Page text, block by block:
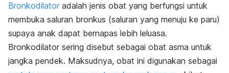
Bronkodilator adalah jenis obat yang berfungsi untuk
membuka saluran bronkus (saluran yang menuju ke paru)
supaya anak dapat bernapas lebih leluasa.
Bronkodilator sering disebut sebagai obat asma untuk
jangka pendek. Maksudnya, obat ini digunakan sebagai